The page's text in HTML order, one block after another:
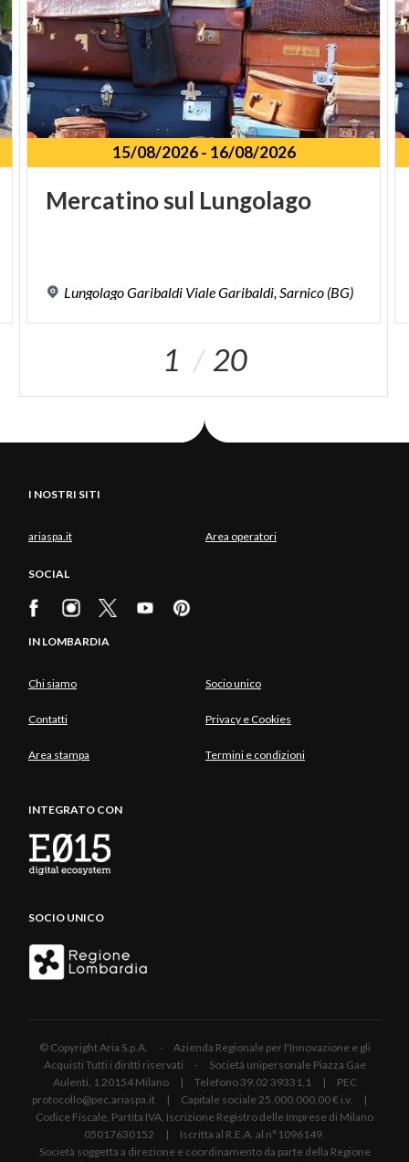
15/08/2026- 16/08/2026
Mercatinosul Lungolago
LungolagoGaribaldi VialeGaribaldi,Sarnico (BG)
1 20
I NOSTRI SITI
ariaspa.it Area operatori
SOCIAL
IN LOMBARDIA
Chi siamo Socio unico
Contatti Privacy e Cookies
Area stampa Termini e condizioni
INTEGRATO CON
SOCIO UNICO
© Copyright Aria S.p.A. - Azienda Regionale per l'Innovazione e gli
Acquisti Tutti i diritti riservati - Società unipersonale Piazza Gae
Aulenti, 1 20154 Milano | Telefono 39.02 39331.1 | PEC
protocollo@pec.ariaspa.it | Capitale sociale 25.000.000,00 € i.v. |
Codice Fiscale, Partita IVA, Iscrizione Registro delle Imprese di Milano
05017630152 | Iscritta al R.E.A. al n°1096149.
Società soggetta a direzione e coordinamento da parte della Regione